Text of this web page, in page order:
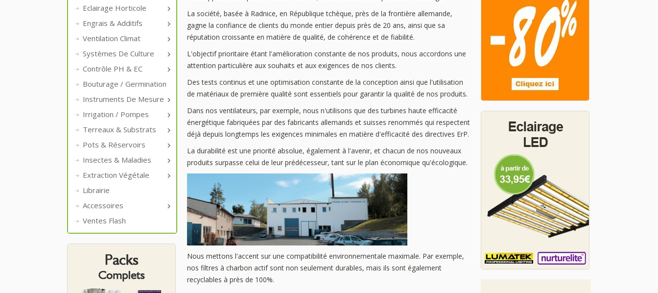

Eclairage Horticole

Engrais & Additifs

Ventilation Climat

Systèmes De Culture

Contrôle PH & EC
Bouturage / Germination

Instruments De Mesure

Irrigation / Pompes

Terreaux & Substrats

Pots & Réservoirs

Insectes & Maladies

Extraction Végétale
Librairie

Accessoires
Ventes Flash
La société, basée à Radnice, en République tchèque, près de la frontière allemande,
gagne la confiance de clients du monde entier depuis près de 20 ans, ainsi que sa
réputation croissante en matière de qualité, de cohérence et de fiabilité.
L'objectif prioritaire étant l'amélioration constante de nos produits, nous accordons une
attention particulière aux souhaits et aux exigences de nos clients.
Des tests continus et une optimisation constante de la conception ainsi que l'utilisation
de matériaux de première qualité sont essentiels pour garantir la qualité de nos produits.
Dans nos ventilateurs, par exemple, nous n'utilisons que des turbines haute efficacité
énergétique fabriquées par des fabricants allemands et suisses renommés qui respectent
déjà depuis longtemps les exigences minimales en matière d'efficacité des directives ErP.
La durabilité est une priorité absolue, également à l'avenir, et chacun de nos nouveaux
produits surpasse celui de leur prédécesseur, tant sur le plan économique qu'écologique.
Nous mettons l'accent sur une compatibilité environnementale maximale. Par exemple,
nos filtres à charbon actif sont non seulement durables, mais ils sont également
recyclables à près de 100%.